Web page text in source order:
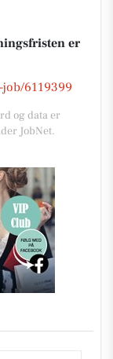
er
6119399
og data er
JobNet.